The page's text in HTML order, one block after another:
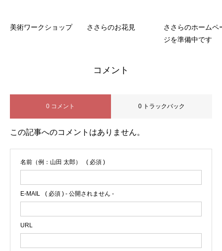
美術ワークショップ ささらのお花見
ささらのホームペ
ジを準備中です
コメント
0 コメント 0 トラックバック
この記事へのコメントはありません。
名前（例：山田 太郎） ( 必須 )
E-MAIL ( 必須 ) - 公開されません -
URL